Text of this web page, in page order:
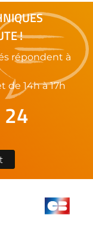
!
répondent à
de 14h à 17h